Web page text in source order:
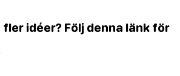
idéer? Följ denna länk för